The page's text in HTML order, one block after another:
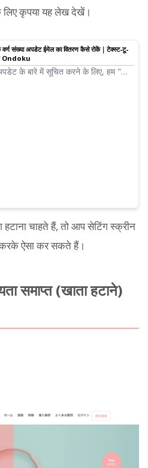
कृपया यह लेख देखें।
संख्या अपडेट ईमेल का वितरण कैसे रोकें｜टेक्स्ट-टू-
Ondoku
के बारे में सूचित करने के लिए, हम "
चाहते हैं, तो आप सेटिंग स्क्रीन
करके ऐसा कर सकते हैं।
समाप्त (खाता हटाने)